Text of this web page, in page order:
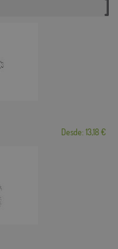
Desde: 13,18 €